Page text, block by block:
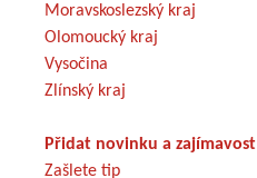
Moravskoslezský kraj
Olomoucký kraj
Vysočina
Zlínský kraj
Přidat novinku a zajímavost
Zašlete tip